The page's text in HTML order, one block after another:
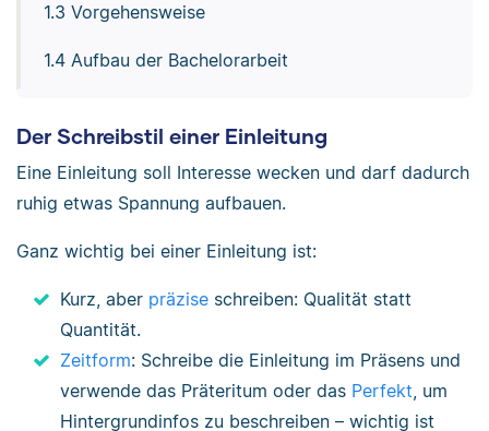
1.3 Vorgehensweise
1.4 Aufbau der Bachelorarbeit
Der Schreibstil einer Einleitung
Eine Einleitung soll Interesse wecken und darf dadurch
ruhig etwas Spannung aufbauen.
Ganz wichtig bei einer Einleitung ist:
Kurz, aber präzise schreiben: Qualität statt
Quantität.
Zeitform: Schreibe die Einleitung im Präsens und
verwende das Präteritum oder das Perfekt, um
Hintergrundinfos zu beschreiben – wichtig ist